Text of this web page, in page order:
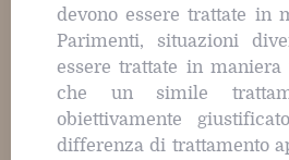
devono essere trattate in
Parimenti, situazioni
essere trattate in
che un simile
obiettivamente
differenza di trattamento